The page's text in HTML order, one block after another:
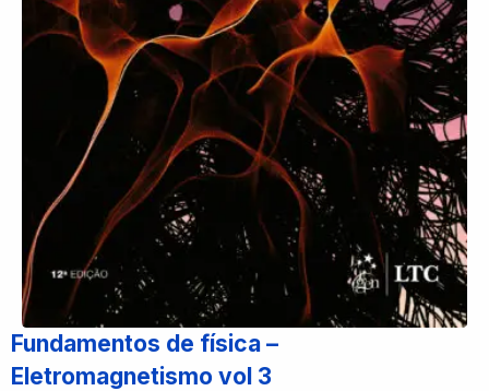
Fundamentos de física –
Eletromagnetismo vol 3